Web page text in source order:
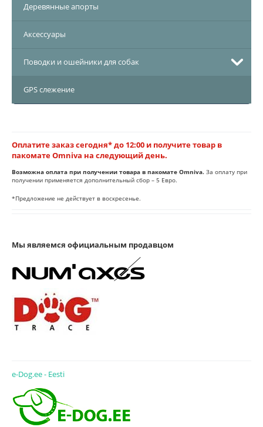
Деревянные апорты
Аксессуары
Поводки и ошейники для собак
GPS слежение
Оплатите заказ сегодня* до 12:00 и получите товар в
пакомате Omniva на следующий день.
Возможна оплата при получении товара в пакомате Omniva. За оплату при
получении применяется дополнительный сбор – 5 Евро.
*Предложение не действует в воскресенье.
Мы являемся официальным продавцом
e-Dog.ee - Eesti